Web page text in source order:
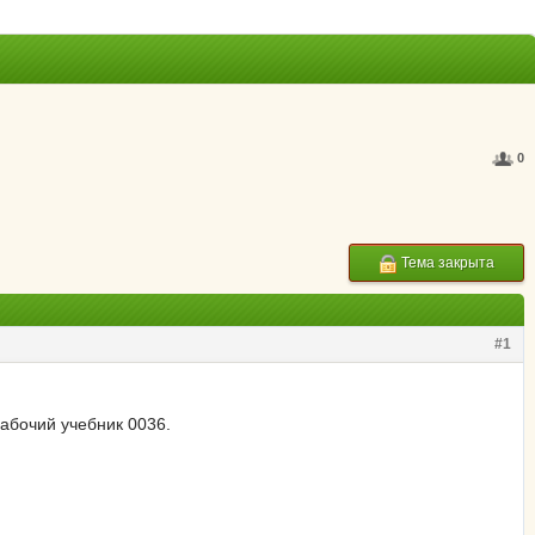
0
Тема закрыта
#1
учебник 0036.